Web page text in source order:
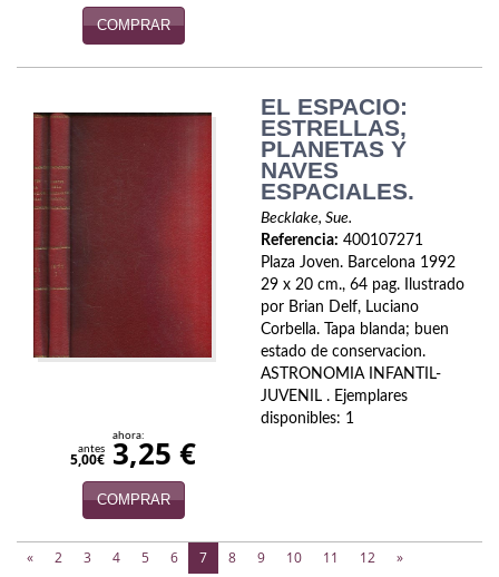
COMPRAR
EL ESPACIO:
ESTRELLAS,
PLANETAS Y
NAVES
ESPACIALES.
Becklake, Sue.
Referencia: 400107271
Plaza Joven. Barcelona 1992
29 x 20 cm., 64 pag. Ilustrado
por Brian Delf, Luciano
Corbella. Tapa blanda; buen
estado de conservacion.
ASTRONOMIA INFANTIL-
JUVENIL . Ejemplares
disponibles: 1
antes
5,00€
ahora:
3,25 €
COMPRAR
« 2 3 4 5 6 7(current)
8 9 10 11 12 »